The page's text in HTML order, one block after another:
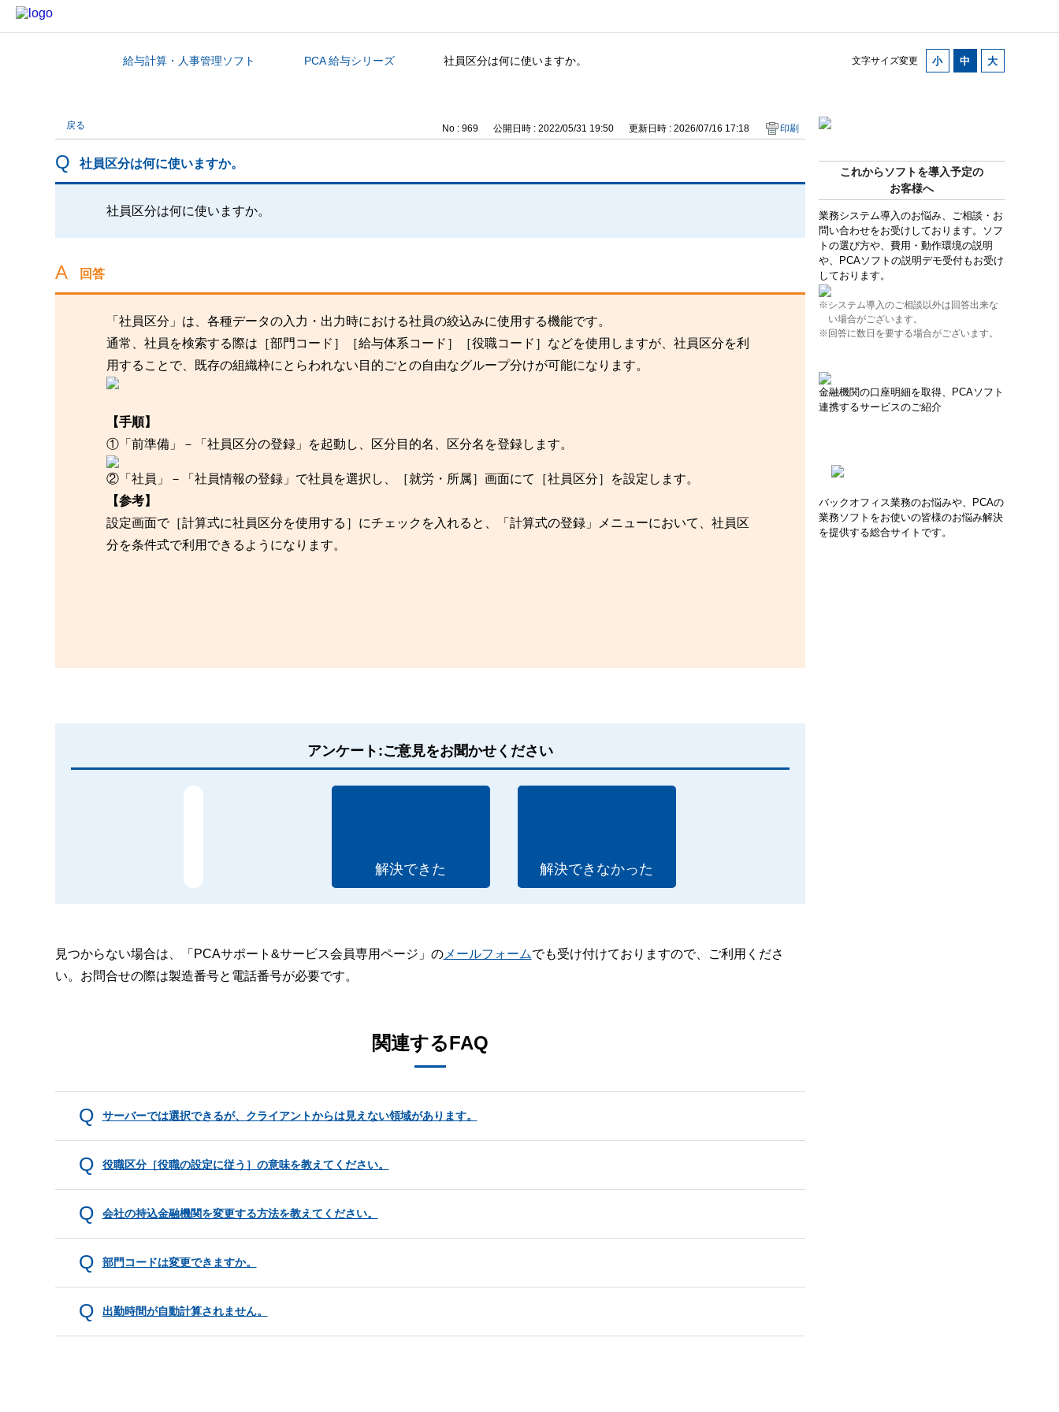
文字サイズ変更
カテゴリから探す給与計算・人事管理ソフト PCA 給与シリーズ 社員区分は何に使いますか。
これからソフトを導入予定の
お客様へ
業務システム導入のお悩み、ご相談・お
問い合わせをお受けしております。ソフ
トの選び方や、費用・動作環境の説明
や、PCAソフトの説明デモ受付もお受け
しております。
※システム導入のご相談以外は回答出来な
い場合がございます。
※回答に数日を要する場合がございます。
金融機関の口座明細を取得、PCAソフト
連携するサービスのご紹介
バックオフィス業務のお悩みや、PCAの
業務ソフトをお使いの皆様のお悩み解決
を提供する総合サイトです。
戻る No : 969 公開日時 : 2022/05/31 19:50 更新日時 : 2026/07/16 17:18 印刷
社員区分は何に使いますか。
社員区分は何に使いますか。
回答
「社員区分」は、各種データの入力・出力時における社員の絞込みに使用する機能です。
通常、社員を検索する際は［部門コード］［給与体系コード］［役職コード］などを使用しますが、社員区分を利
用することで、既存の組織枠にとらわれない目的ごとの自由なグループ分けが可能になります。
【手順】
①「前準備」－「社員区分の登録」を起動し、区分目的名、区分名を登録します。
②「社員」－「社員情報の登録」で社員を選択し、［就労・所属］画面にて［社員区分］を設定します。
【参考】
設定画面で［計算式に社員区分を使用する］にチェックを入れると、「計算式の登録」メニューにおいて、社員区
分を条件式で利用できるようになります。
アンケート:ご意見をお聞かせください
解決できた 解決できなかった
見つからない場合は、「PCAサポート&サービス会員専用ページ」のメールフォームでも受け付けておりますので、ご利用くださ
い。お問合せの際は製造番号と電話番号が必要です。
関連するFAQ
サーバーでは選択できるが、クライアントからは見えない領域があります。
役職区分［役職の設定に従う］の意味を教えてください。
会社の持込金融機関を変更する方法を教えてください。
部門コードは変更できますか。
出勤時間が自動計算されません。